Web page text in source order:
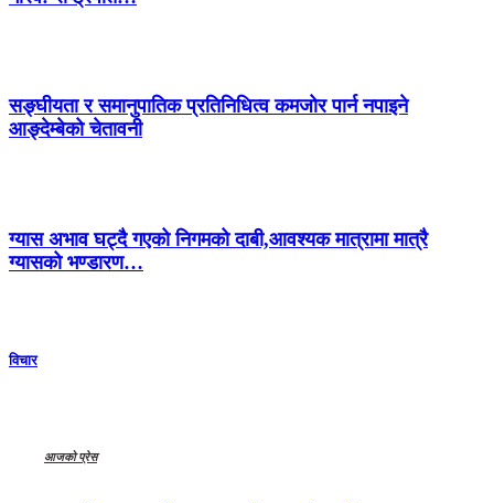
सङ्घीयता र समानुपातिक प्रतिनिधित्व कमजोर पार्न नपाइने
आङ्देम्बेको चेतावनी
ग्यास अभाव घट्दै गएको निगमको दाबी,आवश्यक मात्रामा मात्रै
ग्यासको भण्डारण…
विचार
आजको प्रेस